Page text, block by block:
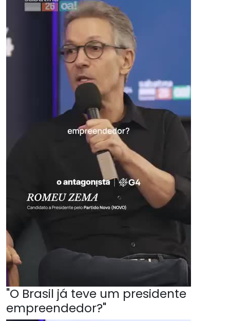
"O Brasil já teve um presidente
empreendedor?"